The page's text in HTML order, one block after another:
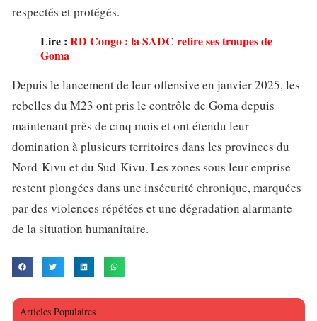
respectés et protégés.
Lire : RD Congo : la SADC retire ses troupes de
Goma
Depuis le lancement de leur offensive en janvier 2025, les
rebelles du M23 ont pris le contrôle de Goma depuis
maintenant près de cinq mois et ont étendu leur
domination à plusieurs territoires dans les provinces du
Nord-Kivu et du Sud-Kivu. Les zones sous leur emprise
restent plongées dans une insécurité chronique, marquées
par des violences répétées et une dégradation alarmante
de la situation humanitaire.
Articles Populaires